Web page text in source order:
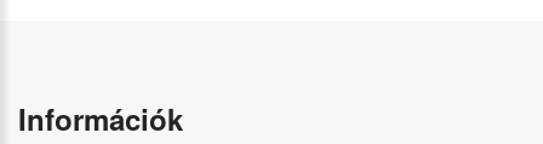
Információk